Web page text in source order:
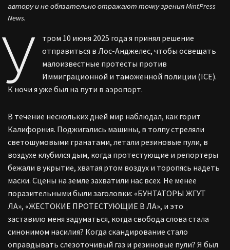
автору и не обязательно отражают точку зрения MintPress
News.
У
тром 10 июня 2025 года я принял решение
отправиться в Лос-Анджелес, чтобы освещать
малоизвестные протесты против
Иммиграционной и таможенной полиции (ICE).
К ночи я уже был на пути в аэропорт.
В течение нескольких дней мир наблюдал, как горит
Калифорния. Поджигались машины, в толпу стреляли
светошумовыми гранатами, летали резиновые пули, в
воздухе клубился дым, когда протестующие и репортеры
бежали в укрытие, хватая ртом воздух и торопясь надеть
маски. Сцены на земле захватили нас всех. Не менее
поразительными были заголовки: «БУНТАТОРЫ ЖГУТ
ЛА», «ЖЕСТОКИЕ ПРОТЕСТУЮЩИЕ В ЛА», и это
заставило меня задуматься, когда свобода слова стала
синонимом насилия? Когда скандирование стало
оправдывать слезоточивый газ и резиновые пули? Я был